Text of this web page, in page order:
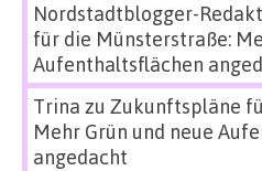
Nordstadtblogger-
für die Münsterstraße:
Aufenthaltsflächen
Trina zu Zukunftspläne
Mehr Grün und neue
angedacht